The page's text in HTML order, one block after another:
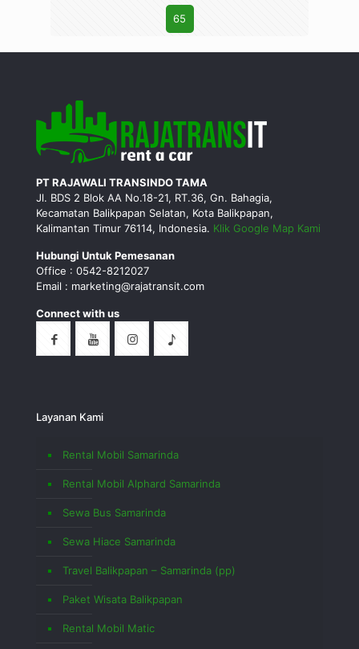
65
PT RAJAWALI TRANSINDO TAMA
Jl. BDS 2 Blok AA No.18-21, RT.36, Gn. Bahagia,
Kecamatan Balikpapan Selatan, Kota Balikpapan,
Kalimantan Timur 76114, Indonesia. Klik Google Map Kami
Hubungi Untuk Pemesanan
Office : 0542-8212027
Email : marketing@rajatransit.com
Connect with us
Layanan Kami
Rental Mobil Samarinda
Rental Mobil Alphard Samarinda
Sewa Bus Samarinda
Sewa Hiace Samarinda
Travel Balikpapan – Samarinda (pp)
Paket Wisata Balikpapan
Rental Mobil Matic